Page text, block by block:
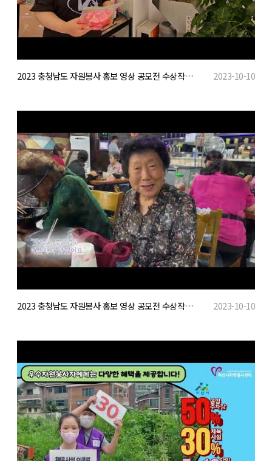
2023 충청남도 자원봉사 홍보 영상 공모전 수상작(학생부 우수) 2023-10-10
2023 충청남도 자원봉사 홍보 영상 공모전 수상작(일반부 장려) 2023-10-10